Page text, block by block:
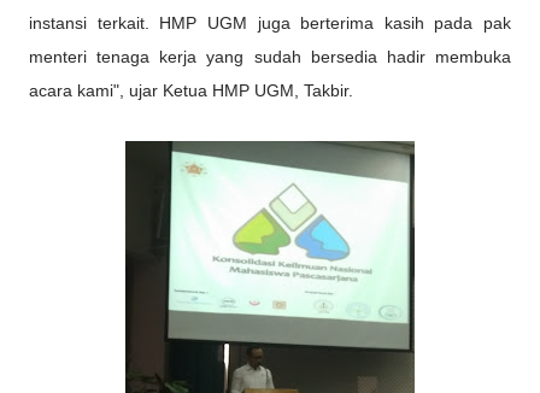
instansi terkait. HMP UGM juga berterima kasih pada pak
menteri tenaga kerja yang sudah bersedia hadir membuka
acara kami", ujar Ketua HMP UGM, Takbir.